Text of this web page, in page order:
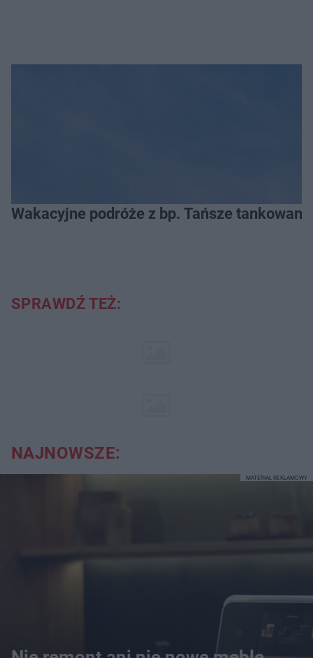
Wakacyjne podróże z bp. Tańsze
SPRAWDŹ TEŻ:
NAJNOWSZE:
MATERIAŁ REKLAMOWY